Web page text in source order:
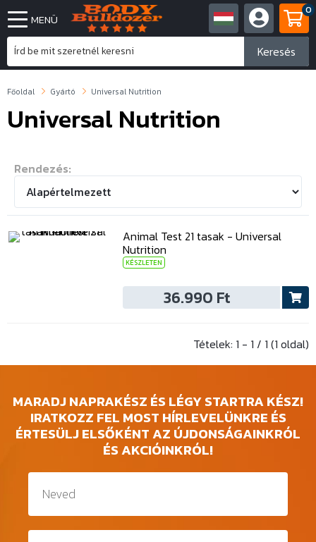
MENÜ
Keresés
0
Főoldal Gyártó Universal Nutrition
Universal Nutrition
Rendezés:
Animal Test 21 tasak - Universal
Nutrition
KÉSZLETEN
36.990 Ft
Tételek: 1 - 1 / 1 (1 oldal)
MARADJ NAPRAKÉSZ ÉS LÉGY STARTRA KÉSZ!
IRATKOZZ FEL MOST HÍRLEVELÜNKRE ÉS
ÉRTESÜLJ ELSŐKÉNT AZ ÚJDONSÁGAINKRÓL
ÉS AKCIÓINKRÓL!